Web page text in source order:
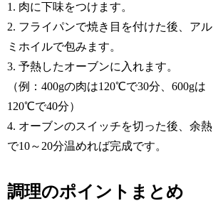
1. 肉に下味をつけます。
2. フライパンで焼き目を付けた後、アル
ミホイルで包みます。
3. 予熱したオーブンに入れます。
（例：400gの肉は120℃で30分、600gは
120℃で40分）
4. オーブンのスイッチを切った後、余熱
で10～20分温めれば完成です。
調理のポイントまとめ